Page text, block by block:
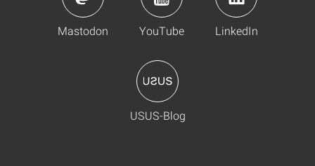
Mastodon YouTube LinkedIn
USUS-Blog